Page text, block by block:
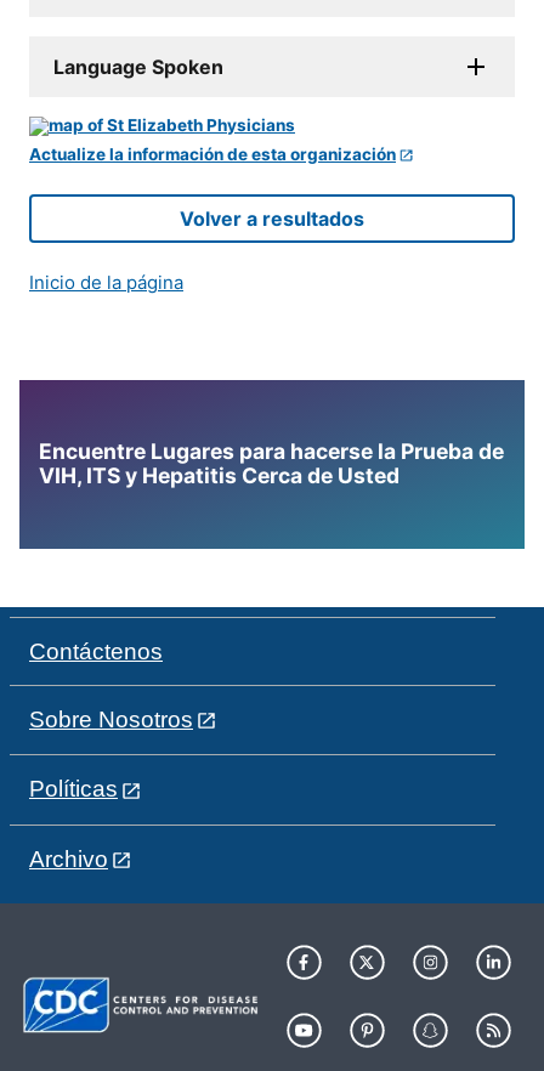
Language Spoken
Actualize la información de esta organización
Volver a resultados
Inicio de la página
Encuentre Lugares para hacerse la Prueba de
VIH, ITS y Hepatitis Cerca de Usted
Contáctenos
Sobre Nosotros
Políticas
Archivo